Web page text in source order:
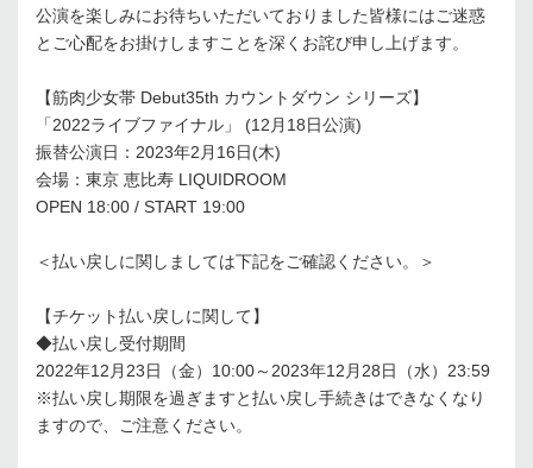
公演を楽しみにお待ちいただいておりました皆様にはご迷惑
とご心配をお掛けしますことを深くお詫び申し上げます。
【筋肉少女帯 Debut35th カウントダウン シリーズ】
「2022ライブファイナル」 (12月18日公演)
振替公演日：2023年2月16日(木)
会場：東京 恵比寿 LIQUIDROOM
OPEN 18:00 / START 19:00
＜払い戻しに関しましては下記をご確認ください。＞
【チケット払い戻しに関して】
◆払い戻し受付期間
2022年12月23日（金）10:00～2023年12月28日（水）23:59
※払い戻し期限を過ぎますと払い戻し手続きはできなくなり
ますので、ご注意ください。